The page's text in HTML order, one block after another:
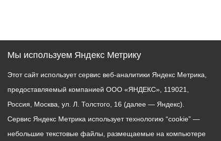
Мы используем Яндекс Метрику
Этот сайт использует сервис веб-аналитики Яндекс Метрика,
предоставляемый компанией ООО «ЯНДЕКС», 119021,
Россия, Москва, ул. Л. Толстого, 16 (далее — Яндекс).
Сервис Яндекс Метрика использует технологию “cookie” —
небольшие текстовые файлы, размещаемые на компьютере